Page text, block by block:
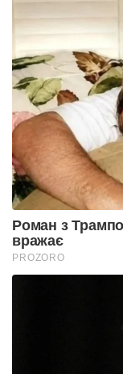
Роман з
вражає
PROZORO